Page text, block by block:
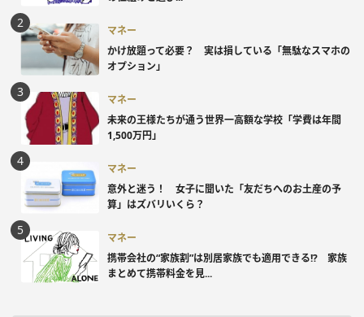
マネー
かけ放題って必要？ 実は損している「無駄なスマホの
オプション」
マネー
未来の王様たちが通う世界一高額な学校「学費は年間
1,500万円」
マネー
意外と迷う！ 女子に聞いた「友だちへのお土産の予
算」はズバリいくら？
マネー
携帯会社の“家族割”は別居家族でも適用できる!? 家族
まとめて携帯料金を見...